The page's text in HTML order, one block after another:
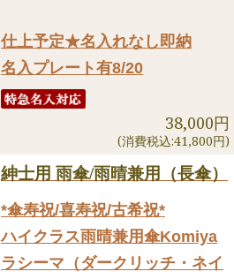
仕上予定★名入れなし即納
名入プレート有8/20
38,000円
(消費税込:41,800円)
紳士用 雨傘/雨晴兼用（長傘）
*傘寿祝/喜寿祝/古希祝*
ハイクラス雨晴兼用傘Komiya
ラシーマ（ダークリッチ・ネイ